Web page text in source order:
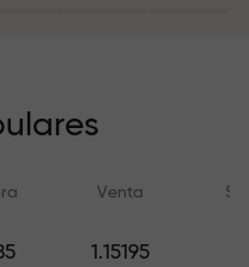
y
está
Venta
1.15195